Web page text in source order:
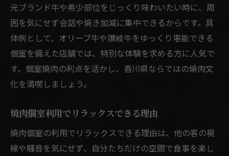
元ブランド牛や希少部位をじっくり味わいたい時に、周
囲を気にせず会話や焼き加減に集中できるからです。具
体例として、オリーブ牛や讃岐牛をゆっくり堪能できる
個室を備えた店舗では、特別な体験を求める方に人気で
す。個室焼肉の利点を活かし、香川県ならではの焼肉文
化を満喫しましょう。
焼肉個室利用でリラックスできる理由
焼肉個室の利用でリラックスできる理由は、他の客の視
線や騒音を気にせず、自分たちだけの空間で食事を楽し